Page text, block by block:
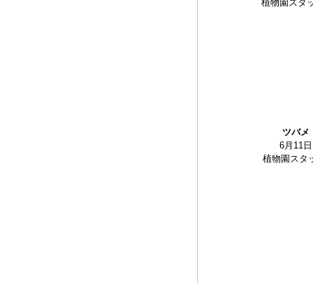
植物園スタ
ツバメ
6月11日
植物園スタ